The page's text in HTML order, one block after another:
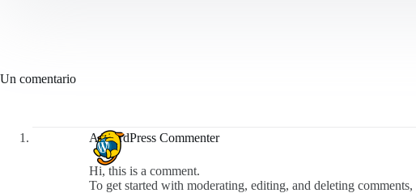
Un comentario
A WordPress Commenter
Hi, this is a comment.
To get started with moderating, editing, and deleting